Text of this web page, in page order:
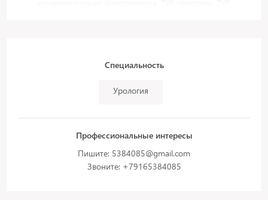
камнях), дистанционная ударно-волновая литотрипсия.
(HoLEP), биполярная трансуретральная энуклеация
Специальность
Урология
Профессиональные интересы
Пишите: 5384085@gmail.com
Звоните: +79165384085